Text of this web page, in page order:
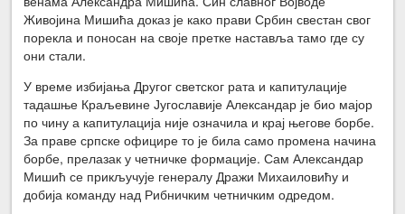
Живојина Мишића доказ је како прави Србин свестан свог
порекла и поносан на своје претке наставља тамо где су
они стали.
У време избијања Другог светског рата и капитулације
тадашње Краљевине Југославије Александар је био мајор
по чину а капитулација није означила и крај његове борбе.
За праве српске официре то је била само промена начина
борбе, прелазак у четничке формације. Сам Александар
Мишић се прикључује генералу Дражи Михаиловићу и
добија команду над Рибничким четничким одредом.